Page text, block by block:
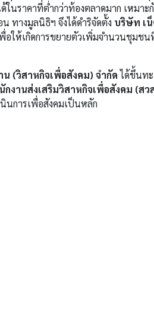
ในราคาที่ต่ำกว่าท้องตลาดมาก เหมา
ทางมูลนิธิฯ จึงได้ดำริจัดตั้ง บริษัท เ
อให้เกิดการขยายตัวเพิ่มจำนวนชุมช
(วิสาหกิจเพื่อสังคม) จำกัดได้ขึ้นท
กงานส่งเสริมวิสาหกิจเพื่อสังคม (สว
นการเพื่อสังคมเป็นหลัก